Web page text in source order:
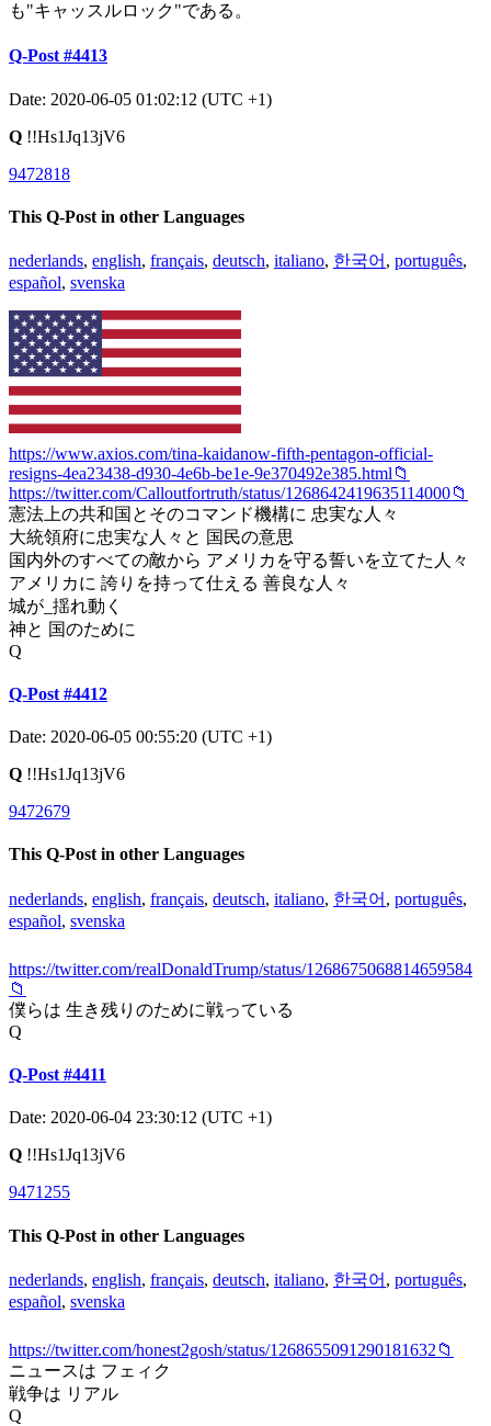
も"キャッスルロック"である。
Q-Post #4413
Date: 2020-06-05 01:02:12 (UTC +1)
Q !!Hs1Jq13jV6
9472818
This Q-Post in other Languages
nederlands, english, français, deutsch, italiano, 한국어 , português,
español, svenska
https://www.axios.com/tina-kaidanow-fifth-pentagon-official-
resigns-4ea23438-d930-4e6b-be1e-9e370492e385.html📁
https://twitter.com/Calloutfortruth/status/1268642419635114000📁
憲法上の共和国とそのコマンド機構に 忠実な人々
大統領府に忠実な人々と 国民の意思
国内外のすべての敵から アメリカを守る誓いを立てた人々
アメリカに 誇りを持って仕える 善良な人々
城が_揺れ動く
神と 国のために
Q
Q-Post #4412
Date: 2020-06-05 00:55:20 (UTC +1)
Q !!Hs1Jq13jV6
9472679
This Q-Post in other Languages
nederlands, english, français, deutsch, italiano, 한국어 , português,
español, svenska
https://twitter.com/realDonaldTrump/status/1268675068814659584
📁
僕らは 生き残りのために戦っている
Q
Q-Post #4411
Date: 2020-06-04 23:30:12 (UTC +1)
Q !!Hs1Jq13jV6
9471255
This Q-Post in other Languages
nederlands, english, français, deutsch, italiano, 한국어 , português,
español, svenska
https://twitter.com/honest2gosh/status/1268655091290181632📁
ニュースは フェィク
戦争は リアル
Q